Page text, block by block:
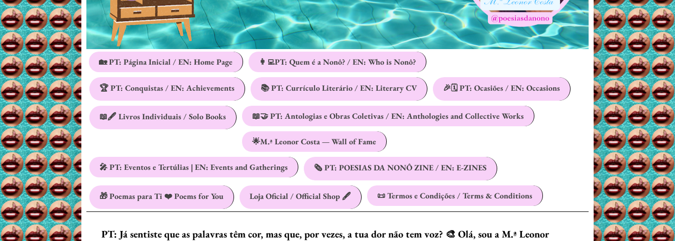
🏡 PT: Página Inicial / EN: Home Page 👩‍💻PT: Quem é a Nonô? / EN: Who is Nonô?
🏆 PT: Conquistas / EN: Achievements 📚 PT: Currículo Literário / EN: Literary CV 🎉🗓️ PT: Ocasiões / EN: Occasions
📖🖋️ Livros Individuais / Solo Books 📖🤝 PT: Antologias e Obras Coletivas / EN: Anthologies and Collective Works
🌟M.ª Leonor Costa — Wall of Fame
🎤 PT: Eventos e Tertúlias | EN: Events and Gatherings 🗞️ PT: POESIAS DA NONÔ ZINE / EN: E-ZINES
🎁 Poemas para Ti ❤️ Poems for You Loja Oficial / Official Shop 🖋️ 📜 Termos e Condições / Terms & Conditions
PT: Já sentiste que as palavras têm cor, mas que, por vezes, a tua dor não tem voz? 🎨 Olá, sou a M.ª Leonor